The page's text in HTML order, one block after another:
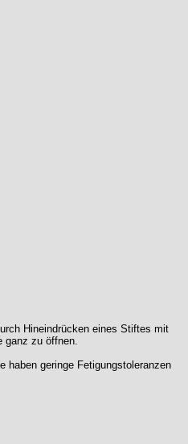
Hineindrücken eines Stiftes mit
ganz zu öffnen.
haben geringe Fetigungstoleranzen